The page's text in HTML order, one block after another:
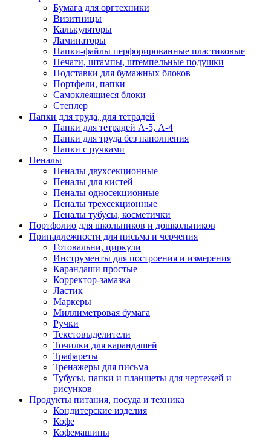
Бумага для оргтехники
Визитницы
Калькуляторы
Ламинаторы
Папки-файлы перфорированные пластиковые
Печати, штампы, штемпельные подушки
Подставки для бумажных блоков
Портфели, папки
Самоклеящиеся блоки
Степлер
Папки для труда, для тетрадей
Папки для тетрадей А-5, А-4
Папки для труда без наполнения
Папки с ручками
Пеналы
Пеналы двухсекционные
Пеналы для кистей
Пеналы односекционные
Пеналы трехсекционные
Пеналы тубусы, косметички
Портфолио для школьников и дошкольников
Принадлежности для письма и черчения
Готовальни, циркули
Инструменты для построения и измерения
Карандаши простые
Корректор-замазка
Ластик
Маркеры
Миллиметровая бумага
Ручки
Текстовыделители
Точилки для карандашей
Трафареты
Тренажеры для письма
Тубусы, папки и планшеты для чертежей и
рисунков
Продукты питания, посуда и техника
Кондитерские изделия
Кофе
Кофемашины